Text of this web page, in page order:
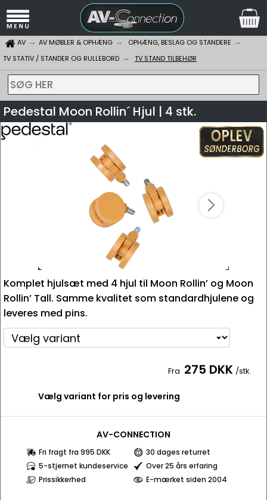
AV AV MØBLER & OPHÆNG
OPHÆNG, BESLAG OG STANDERE
TV STATIV / STANDER OG RULLEBORD
TV STAND TILBEHØR
SØG HER
Pedestal Moon Rollin´ Hjul | 4 stk.
Komplet hjulsæt med 4 hjul til Moon Rollin’ og Moon
Rollin’ Tall. Samme kvalitet som standardhjulene og
leveres med pins.
Fra 275 DKK /stk.
Vælg variant for pris og levering
AV-CONNECTION
Fri fragt fra 995 DKK
30 dages returret
5-stjernet kundeservice
Over 25 års erfaring
Prissikkerhed
E-mærket siden 2004